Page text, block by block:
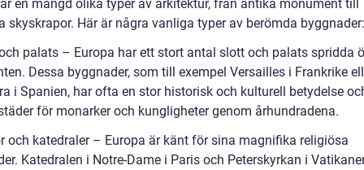
en mängd olika typer av arkitektur, från antika monument till
skyskrapor. Här är några vanliga typer av berömda byggnader:
palats – Europa har ett stort antal slott och palats spridda
Dessa byggnader, som till exempel Versailles i Frankrike
i Spanien, har ofta en stor historisk och kulturell betydelse
för monarker och kungligheter genom århundradena.
och katedraler – Europa är känt för sina magnifika religiösa
Katedralen i Notre-Dame i Paris och Peterskyrkan i